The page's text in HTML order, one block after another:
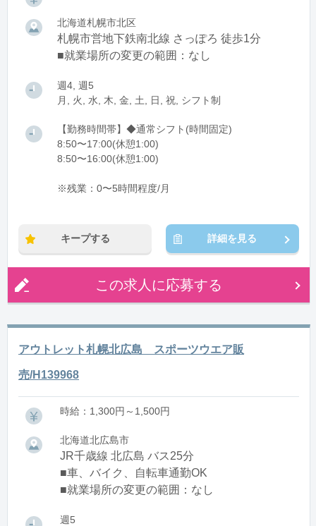
北海道札幌市北区
札幌市営地下鉄南北線 さっぽろ 徒歩1分
■就業場所の変更の範囲：なし
週4, 週5
月, 火, 水, 木, 金, 土, 日, 祝, シフト制
【勤務時間帯】◆通常シフト(時間固定)
8:50〜17:00(休憩1:00)
8:50〜16:00(休憩1:00)
※残業：0〜5時間程度/月
キープする 詳細を見る
この求人に応募する
アウトレット札幌北広島 スポーツウエア販
売/H139968
時給：1,300円～1,500円
北海道北広島市
JR千歳線 北広島 バス25分
■車、バイク、自転車通勤OK
■就業場所の変更の範囲：なし
週5